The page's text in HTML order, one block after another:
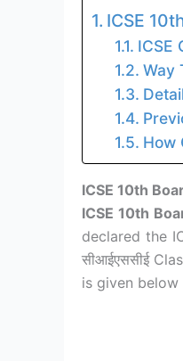
ICSE
ICSE
Way
How
ICSE 10th
ICSE 10th
declared the
सीआईएससीई
is given below